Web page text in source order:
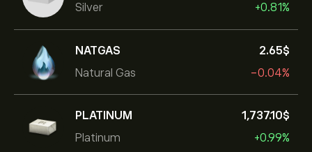
Silver
+0.81%
NATGAS
Natural Gas
2.65‎$‎
-0.04%
PLATINUM
Platinum
1,737.10‎$‎
+0.99%